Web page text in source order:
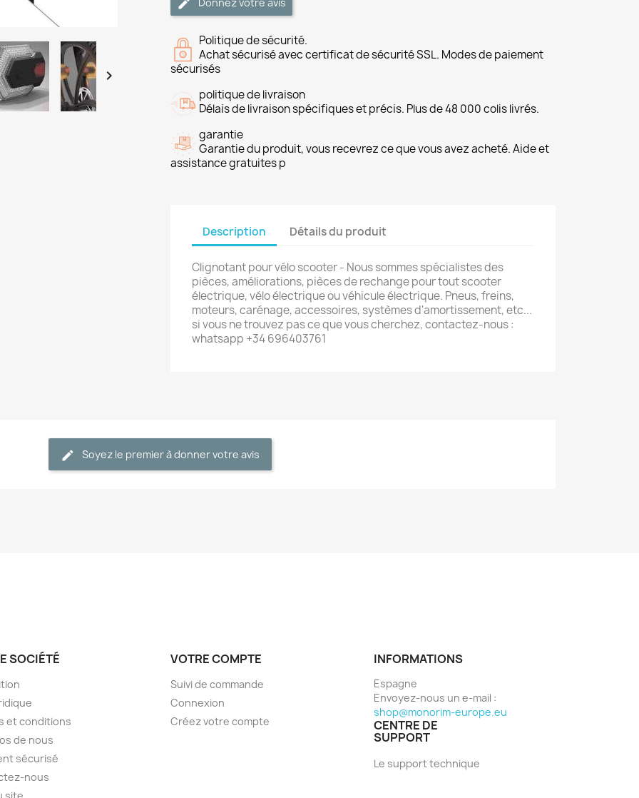

Donnez votre avis
Politique de sécurité.
Achat sécurisé avec certificat de sécurité SSL. Modes de paiement
sécurisés
politique de livraison
Délais de livraison spécifiques et précis. Plus de 48 000 colis livrés.
garantie
Garantie du produit, vous recevrez ce que vous avez acheté. Aide et
assistance gratuites p
Description Détails du produit
Clignotant pour vélo scooter - Nous sommes spécialistes des
pièces, améliorations, pièces de rechange pour tout scooter
électrique, vélo électrique ou véhicule électrique. Pneus, freins,
moteurs, carénage, accessoires, systèmes d'amortissement, etc...
si vous ne trouvez pas ce que vous cherchez, contactez-nous :
whatsapp +34 696403761
Soyez le premier à donner votre avis
SOCIÉTÉ
et conditions
de nous
sécurisé
nous
VOTRE COMPTE
Suivi de commande
Connexion
Créez votre compte
INFORMATIONS
Espagne
Envoyez-nous un e-mail :
shop@monorim-europe.eu
CENTRE DE
SUPPORT
Le support technique